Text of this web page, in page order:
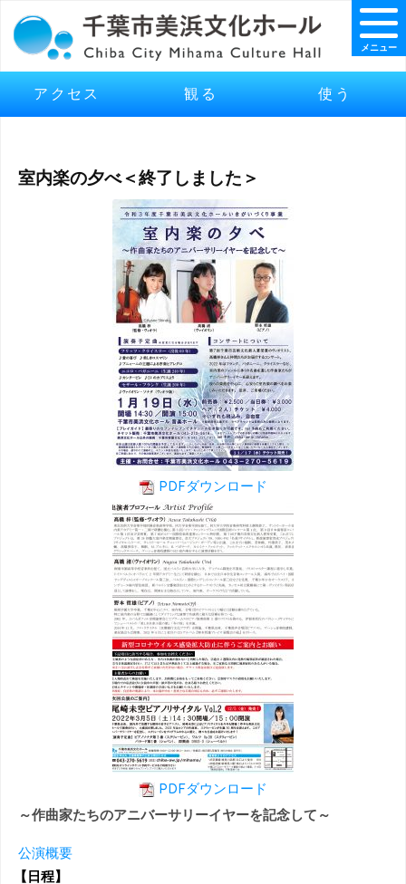
アクセス 観る 使う
メニュー
室内楽の夕べ＜終了しました＞
PDFダウンロード
PDFダウンロード
～作曲家たちのアニバーサリーイヤーを記念して～
公演概要
【日程】